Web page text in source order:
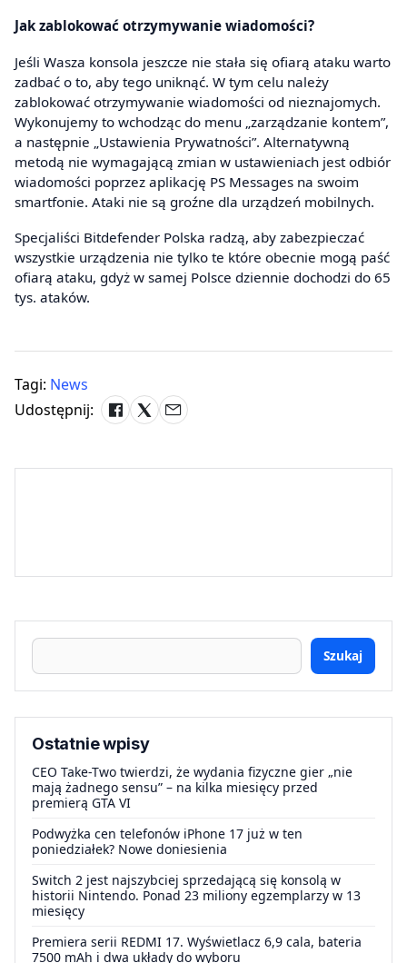
Jak zablokować otrzymywanie wiadomości?
Jeśli Wasza konsola jeszcze nie stała się ofiarą ataku warto
zadbać o to, aby tego uniknąć. W tym celu należy
zablokować otrzymywanie wiadomości od nieznajomych.
Wykonujemy to wchodząc do menu „zarządzanie kontem”,
a następnie „Ustawienia Prywatności”. Alternatywną
metodą nie wymagającą zmian w ustawieniach jest odbiór
wiadomości poprzez aplikację PS Messages na swoim
smartfonie. Ataki nie są groźne dla urządzeń mobilnych.
Specjaliści Bitdefender Polska radzą, aby zabezpieczać
wszystkie urządzenia nie tylko te które obecnie mogą paść
ofiarą ataku, gdyż w samej Polsce dziennie dochodzi do 65
tys. ataków.
Tagi: News
Udostępnij:
Szukaj
Ostatnie wpisy
CEO Take-Two twierdzi, że wydania fizyczne gier „nie
mają żadnego sensu” – na kilka miesięcy przed
premierą GTA VI
Podwyżka cen telefonów iPhone 17 już w ten
poniedziałek? Nowe doniesienia
Switch 2 jest najszybciej sprzedającą się konsolą w
historii Nintendo. Ponad 23 miliony egzemplarzy w 13
miesięcy
Premiera serii REDMI 17. Wyświetlacz 6,9 cala, bateria
7500 mAh i dwa układy do wyboru